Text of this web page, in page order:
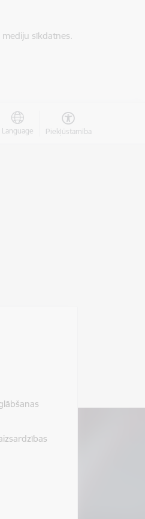
sīkdatnes.
Language Piekļūstamība